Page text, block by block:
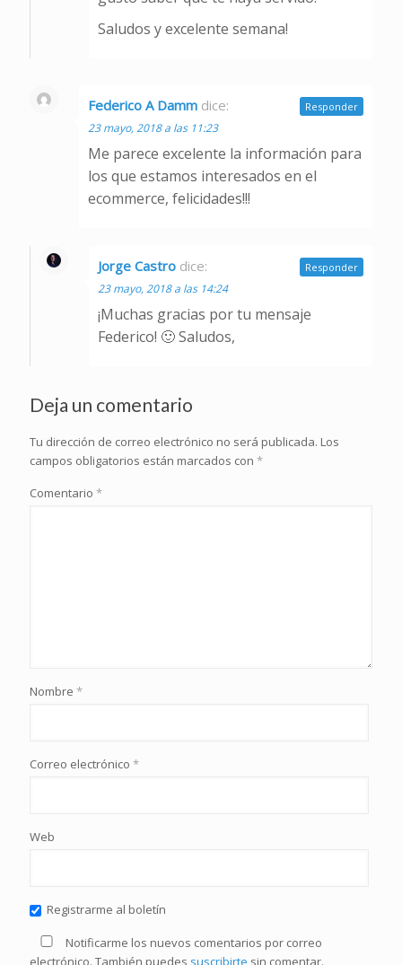
Saludos y excelente semana!
Federico A Damm dice:
23 mayo, 2018 a las 11:23
Me parece excelente la información para
los que estamos interesados en el
ecommerce, felicidades!!!
Responder
Jorge Castro dice:
23 mayo, 2018 a las 14:24
¡Muchas gracias por tu mensaje
Federico! 🙂 Saludos,
Responder
Deja un comentario
Tu dirección de correo electrónico no será publicada. Los
campos obligatorios están marcados con *
Comentario *
Nombre *
Correo electrónico *
Web
Registrarme al boletín
Notificarme los nuevos comentarios por correo
electrónico. También puedes suscribirte sin comentar.